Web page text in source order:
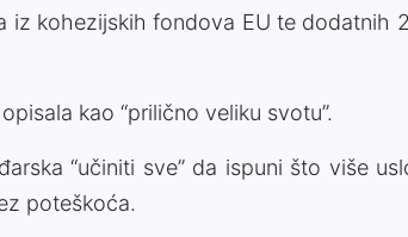
iz kohezijskih fondova EU te dodatnih
kao “prilično veliku svotu”.
“učiniti sve” da ispuni što više
poteškoća.